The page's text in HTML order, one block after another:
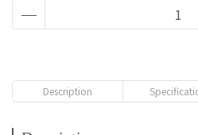
Description